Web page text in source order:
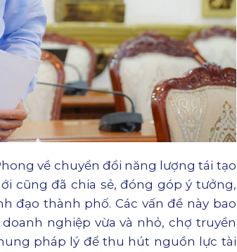
về chuyển đổi năng lượng tái tạo
cũng đã chia sẻ, đóng góp ý tưởng,
đạo thành phố. Các vấn đề này bao
nghiệp vừa và nhỏ, chợ truyền
pháp lý để thu hút nguồn lực tài